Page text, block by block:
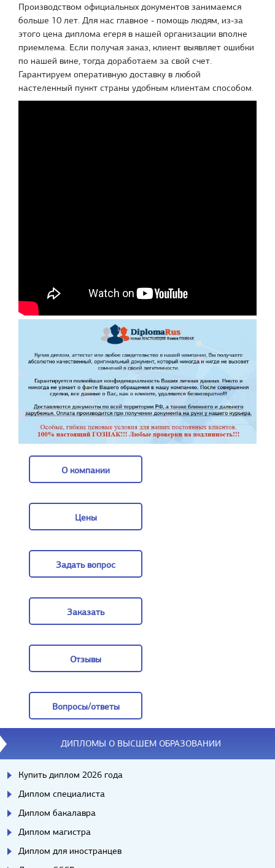
Производством официальных документов занимаемся
больше 10 лет. Для нас главное - помощь людям, из-за
этого цена диплома егеря в нашей организации вполне
приемлема. Если получая заказ, клиент выявляет ошибки
по нашей вине, тогда доработаем за свой счет.
Гарантируем оперативную доставку в любой
настеленный пункт страны удобным клиентам способом.
О компании
Цены
Задать вопрос
Заказать
Отзывы
Вопросы/ответы
Вопросы/ответы
ДИПЛОМЫ О ВЫСШЕМ ОБРАЗОВАНИИ
Купить диплом 2026 года
Диплом специалиста
Диплом бакалавра
Диплом магистра
Диплом для иностранцев